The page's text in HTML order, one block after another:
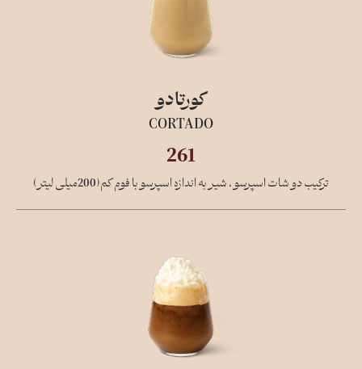
کورتادو
CORTADO
261
ترکیب دو شات اسپرسو ، شیر به اندازه اسپرسو با فوم کم(200میلی لیتر)